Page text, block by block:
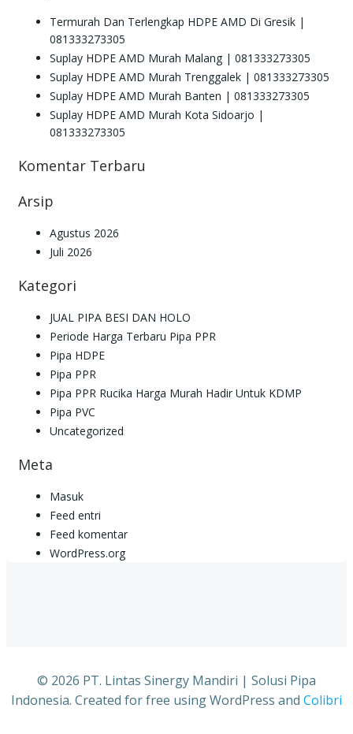
Termurah Dan Terlengkap HDPE AMD Di Gresik |
081333273305
Suplay HDPE AMD Murah Malang | 081333273305
Suplay HDPE AMD Murah Trenggalek | 081333273305
Suplay HDPE AMD Murah Banten | 081333273305
Suplay HDPE AMD Murah Kota Sidoarjo |
081333273305
Komentar Terbaru
Arsip
Agustus 2026
Juli 2026
Kategori
JUAL PIPA BESI DAN HOLO
Periode Harga Terbaru Pipa PPR
Pipa HDPE
Pipa PPR
Pipa PPR Rucika Harga Murah Hadir Untuk KDMP
Pipa PVC
Uncategorized
Meta
Masuk
Feed entri
Feed komentar
WordPress.org
© 2026 PT. Lintas Sinergy Mandiri | Solusi Pipa
Indonesia. Created for free using WordPress and Colibri